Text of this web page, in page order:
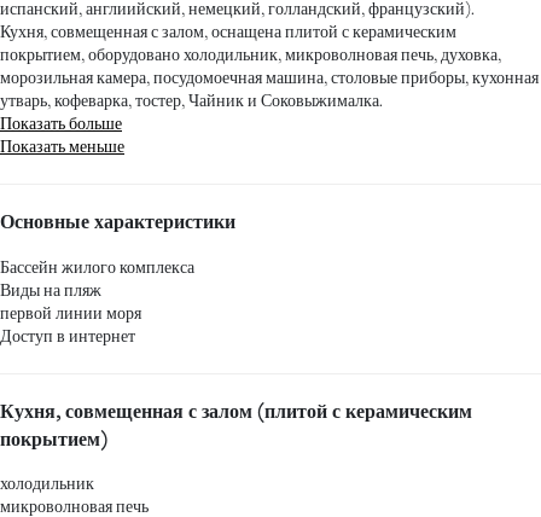
испанский, англиийский, немецкий, голландский, французский).
Кухня, совмещенная с залом, оснащена плитой с керамическим
покрытием, оборудовано холодильник, микроволновая печь, духовка,
морозильная камера, посудомоечная машина, столовые приборы, кухонная
утварь, кофеварка, тостер, Чайник и Соковыжималка.
Показать больше
Показать меньше
Основные характеристики
Бассейн жилого комплекса
Виды на пляж
первой линии моря
Доступ в интернет
Кухня, совмещенная с залом (плитой с керамическим
покрытием)
холодильник
микроволновая печь